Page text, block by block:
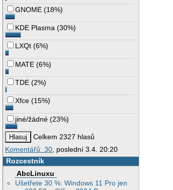
GNOME (18%)
KDE Plasma (30%)
LXQt (6%)
MATE (6%)
TDE (2%)
Xfce (15%)
jiné/žádné (23%)
Celkem 2327 hlasů
Komentářů: 30, poslední 3.4. 20:20
Rozcestník
AbcLinuxu
Ušetřete 30 %: Windows 11 Pro jen